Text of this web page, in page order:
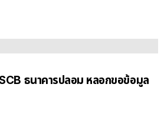
ธนาคารปลอม หลอกขอข้อมูล